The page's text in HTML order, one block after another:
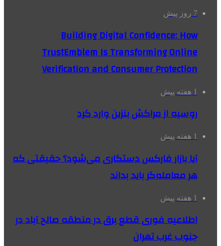
7 روز پیش
Building Digital Confidence: How
TrustEmblem Is Transforming Online
Verification and Consumer Protection
1 هفته پیش
روسیه از مراکش بنزین وارد کرد
1 هفته پیش
آیا بازار فارکس دستکاری می‌شود؟ حقیقتی که
هر معامله‌گر باید بداند
1 هفته پیش
اطلاعیه فوری قطع برق در منطقه صالح آباد در
جنوب غرب تهران